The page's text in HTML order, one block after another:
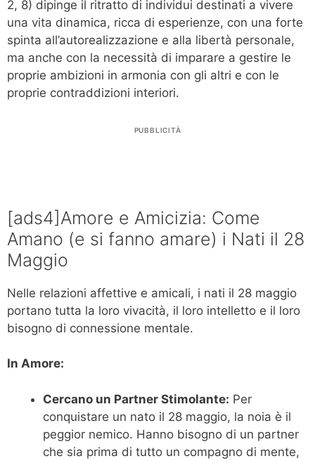
2, 8) dipinge il ritratto di individui destinati a vivere
una vita dinamica, ricca di esperienze, con una forte
spinta all’autorealizzazione e alla libertà personale,
ma anche con la necessità di imparare a gestire le
proprie ambizioni in armonia con gli altri e con le
proprie contraddizioni interiori.
PUBBLICITÀ
[ads4]Amore e Amicizia: Come
Amano (e si fanno amare) i Nati il 28
Maggio
Nelle relazioni affettive e amicali, i nati il 28 maggio
portano tutta la loro vivacità, il loro intelletto e il loro
bisogno di connessione mentale.
In Amore:
Cercano un Partner Stimolante: Per
conquistare un nato il 28 maggio, la noia è il
peggior nemico. Hanno bisogno di un partner
che sia prima di tutto un compagno di mente,